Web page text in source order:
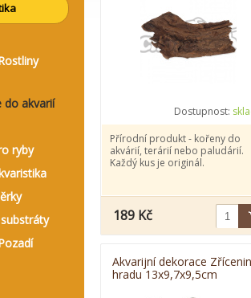
do akvarií
ryby
Dostupnost:
Přírodní produkt - kořeny do
akvárií, terárií nebo paludárií.
Každý kus je originál.
189 Kč
Akvarijní dekorace
hradu 13x9,7x9,5cm